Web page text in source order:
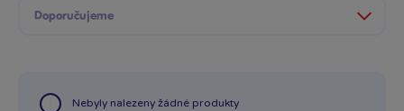
Nebyly nalezeny žádné produkty